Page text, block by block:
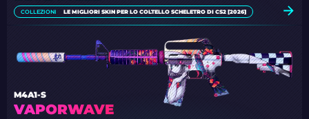
COLLEZIONI LE MIGLIORI SKIN PER LO COLTELLO SCHELETRO DI CS2 [2026]
VAPORWAVE
M4A1-S